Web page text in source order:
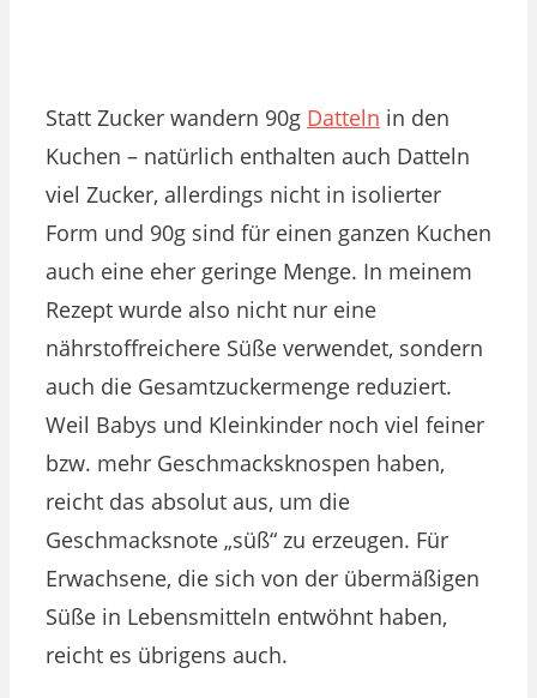
Statt Zucker wandern 90g Datteln in den
Kuchen – natürlich enthalten auch Datteln
viel Zucker, allerdings nicht in isolierter
Form und 90g sind für einen ganzen Kuchen
auch eine eher geringe Menge. In meinem
Rezept wurde also nicht nur eine
nährstoffreichere Süße verwendet, sondern
auch die Gesamtzuckermenge reduziert.
Weil Babys und Kleinkinder noch viel feiner
bzw. mehr Geschmacksknospen haben,
reicht das absolut aus, um die
Geschmacksnote „süß“ zu erzeugen. Für
Erwachsene, die sich von der übermäßigen
Süße in Lebensmitteln entwöhnt haben,
reicht es übrigens auch.